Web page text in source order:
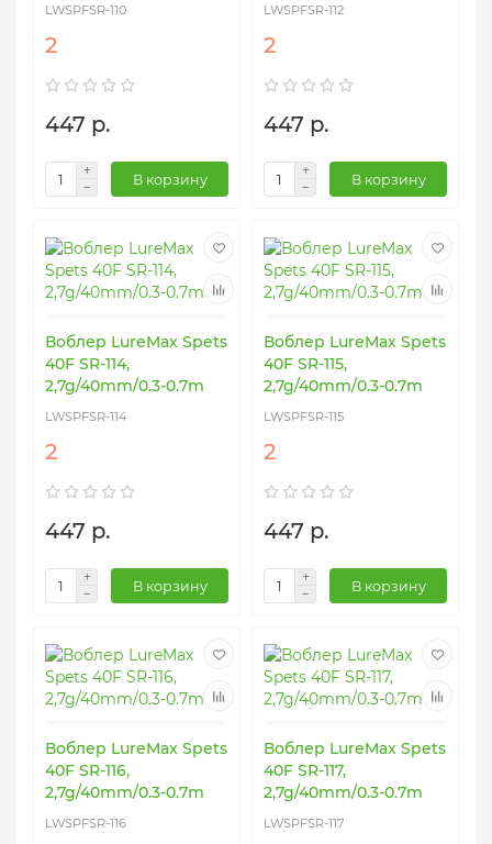
LWSPFSR-110
2
447 р.
В корзину
LWSPFSR-112
2
447 р.
В корзину
Воблер LureMax Spets
40F SR-114,
2,7g/40mm/0.3-0.7m
LWSPFSR-114
2
447 р.
В корзину
Воблер LureMax Spets
40F SR-115,
2,7g/40mm/0.3-0.7m
LWSPFSR-115
2
447 р.
В корзину
Воблер LureMax Spets
40F SR-116,
2,7g/40mm/0.3-0.7m
LWSPFSR-116
Воблер LureMax Spets
40F SR-117,
2,7g/40mm/0.3-0.7m
LWSPFSR-117